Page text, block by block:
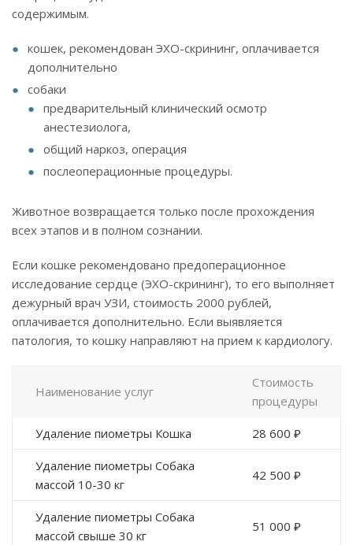
содержимым.
кошек, рекомендован ЭХО-скрининг, оплачивается
дополнительно
собаки
предварительный клинический осмотр
анестезиолога,
общий наркоз, операция
послеоперационные процедуры.
Животное возвращается только после прохождения
всех этапов и в полном сознании.
Если кошке рекомендовано предоперационное
исследование сердце (ЭХО-скрининг), то его выполняет
дежурный врач УЗИ, стоимость 2000 рублей,
оплачивается дополнительно. Если выявляется
патология, то кошку направляют на прием к кардиологу.
Наименование услуг
Стоимость
процедуры
Удаление пиометры Кошка 28 600 ₽
Удаление пиометры Собака
массой 10-30 кг
42 500 ₽
Удаление пиометры Собака
массой свыше 30 кг
51 000 ₽